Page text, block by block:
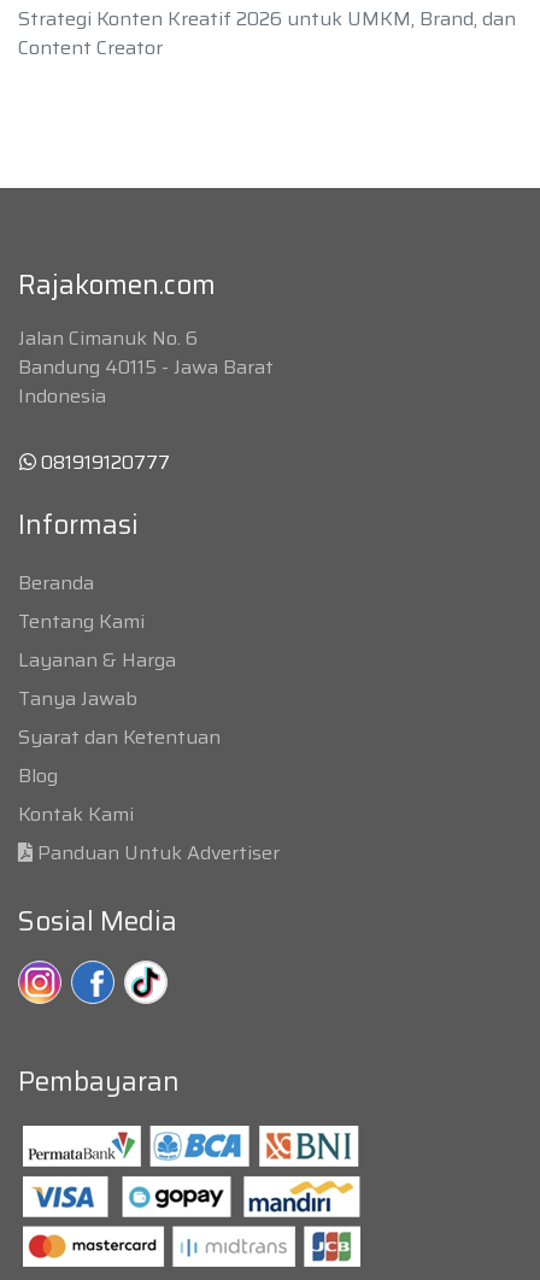
Strategi Konten Kreatif 2026 untuk UMKM, Brand, dan
Content Creator
Rajakomen.com
Jalan Cimanuk No. 6
Bandung 40115 - Jawa Barat
Indonesia
081919120777
Informasi
Beranda
Tentang Kami
Layanan & Harga
Tanya Jawab
Syarat dan Ketentuan
Blog
Kontak Kami
Panduan Untuk Advertiser
Sosial Media
Pembayaran